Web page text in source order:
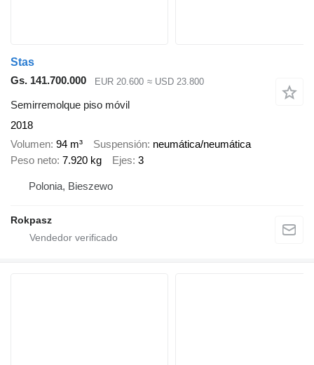
Stas
Gs. 141.700.000
EUR 20.600 ≈ USD 23.800
Semirremolque piso móvil
2018
Volumen 94 m³ Suspensión neumática/neumática
Peso neto 7.920 kg Ejes 3
Polonia, Bieszewo
Rokpasz